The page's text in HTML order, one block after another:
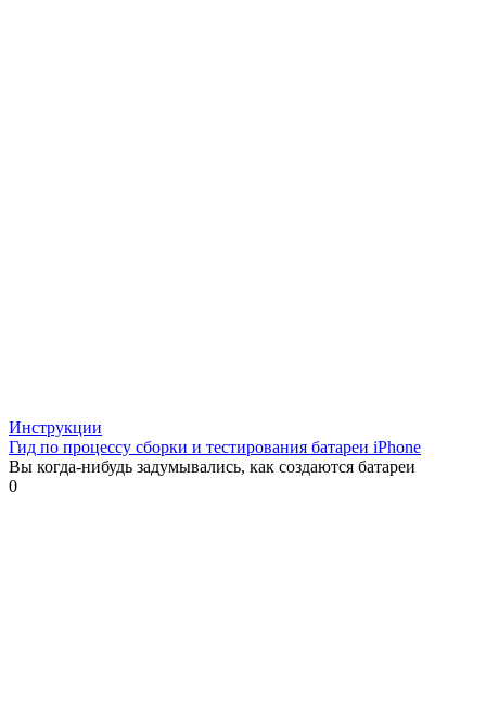
Инструкции
Гид по процессу сборки и тестирования батареи iPhone
Вы когда-нибудь задумывались, как создаются батареи
0